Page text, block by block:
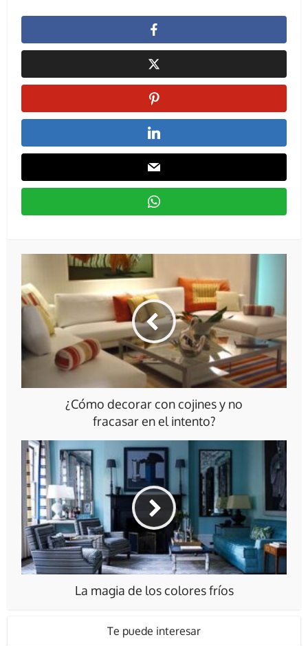
¿Cómo decorar con cojines y no
fracasar en el intento?
La magia de los colores fríos
Te puede interesar